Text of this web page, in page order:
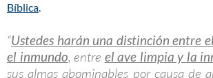
Bíblica.
“Ustedes harán una distinción entre
el inmundo, entre el ave limpia y la
sus almas abominables por causa de